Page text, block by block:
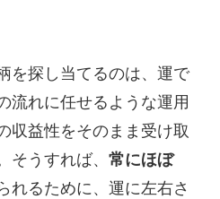
を探し当てるのは、運で
流れに任せるような運用
収益性をそのまま受け取
そうすれば、 常にほぼ
れるために、運に左右さ